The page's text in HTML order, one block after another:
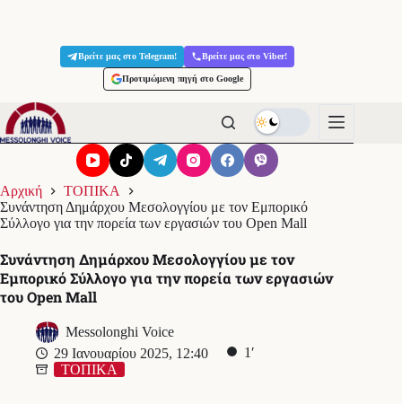
Βρείτε μας στο Telegram! Βρείτε μας στο Viber!
Προτιμώμενη πηγή στο Google
Αρχική
ΤΟΠΙΚΑ
Συνάντηση Δημάρχου Μεσολογγίου με τον Εμπορικό
Σύλλογο για την πορεία των εργασιών του Open Mall
Συνάντηση Δημάρχου Μεσολογγίου με τον
Εμπορικό Σύλλογο για την πορεία των εργασιών
του Open Mall
Messolonghi Voice
29 Ιανουαρίου 2025, 12:40
1′
ΤΟΠΙΚΑ